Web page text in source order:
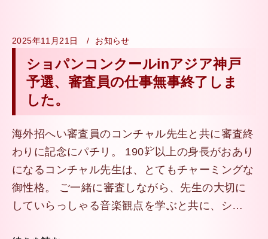
2025年11月21日 お知らせ
ショパンコンクールinアジア神戸
予選、審査員の仕事無事終了しま
した。
海外招へい審査員のコンチャル先生と共に審査終
わりに記念にパチリ。 190㌢以上の身長がおあり
になるコンチャル先生は、とてもチャーミングな
御性格。 ご一緒に審査しながら、先生の大切に
していらっしゃる音楽観点を学ぶと共に、シ…